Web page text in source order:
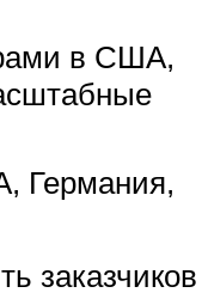
заказчиков
Германия,
в США,